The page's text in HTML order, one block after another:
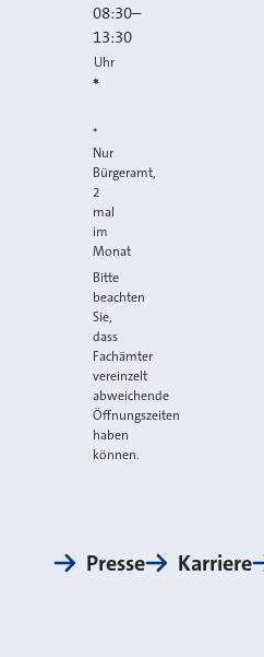
08:30–
13:30
Uhr
*
*
Nur
Bürgeramt,
2
mal
im
Monat
Bitte
beachten
Sie,
dass
Fachämter
vereinzelt
abweichende
Öffnungszeiten
haben
können.
Presse Karriere